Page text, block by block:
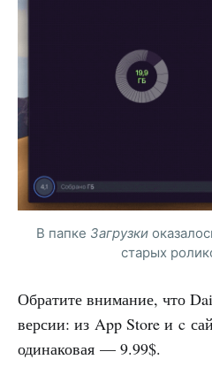
В папке Загрузки
старых
Обратите внимание, что
версии: из App Store и c
одинаковая — 9.99$.